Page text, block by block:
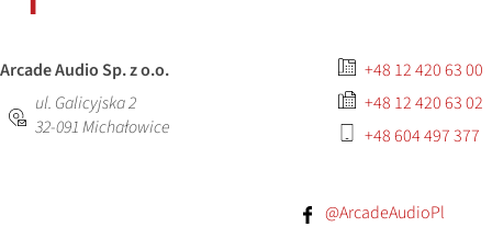
Arcade Audio Sp. z o.o.
ul. Galicyjska 2
32-091Michałowice
+48 12 420 63 00
+48 12 420 63 02
+48 604 497 377
@ArcadeAudioPl